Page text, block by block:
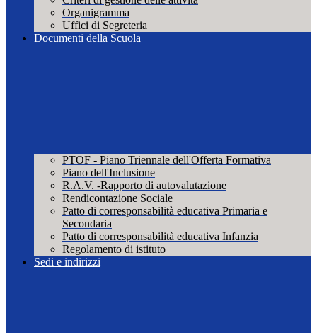
Organigramma
Uffici di Segreteria
Documenti della Scuola
PTOF - Piano Triennale dell'Offerta Formativa
Piano dell'Inclusione
R.A.V. -Rapporto di autovalutazione
Rendicontazione Sociale
Patto di corresponsabilità educativa Primaria e
Secondaria
Patto di corresponsabilità educativa Infanzia
Regolamento di istituto
Sedi e indirizzi